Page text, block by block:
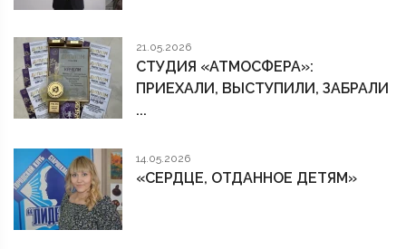
21.05.2026
СТУДИЯ «АТМОСФЕРА»:
ПРИЕХАЛИ, ВЫСТУПИЛИ, ЗАБРАЛИ
...
14.05.2026
«СЕРДЦЕ, ОТДАННОЕ ДЕТЯМ»